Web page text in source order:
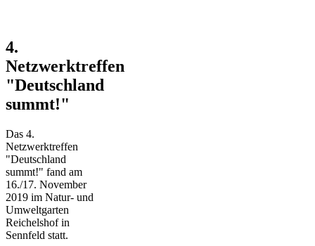
4.
Netzwerktreffen
"Deutschland
summt!"
Das 4.
Netzwerktreffen
"Deutschland
summt!" fand am
16./17. November
2019 im Natur- und
Umweltgarten
Reichelshof in
Sennfeld statt.